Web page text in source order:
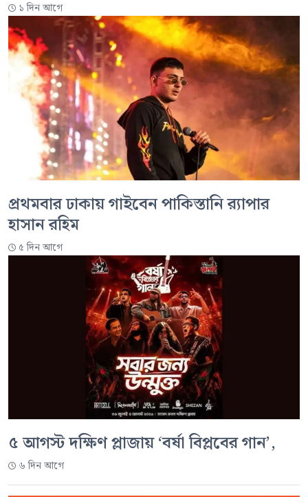
১ দিন আগে
প্রথমবার ঢাকায় গাইবেন পাকিস্তানি র‍্যাপার
হাসান রহিম
৫ দিন আগে
৫ আগস্ট দক্ষিণ প্লাজায় ‘বর্ষা বিপ্লবের গান’,
৬ দিন আগে